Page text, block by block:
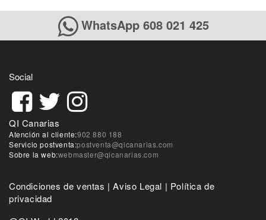
WhatsApp 608 021 425
Social
QI Canarias
Atención al cliente:902 880 188
Servicio postventa:postventa@qicanarias.com
Sobre la web:webmaster@qicanarias.com
Condiciones de ventas |Aviso Legal | Política de
privacidad